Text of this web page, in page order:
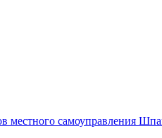
местного самоуправления